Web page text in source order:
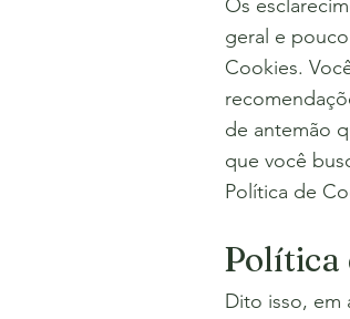
Os
geral e
Cookies.
de antemão
que você
Política de
Política
Dito isso, em